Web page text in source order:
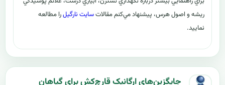
ريشه و اصول هرس، پيشنهاد مي‌کنم مقالاتسايت نارگيلرا مطالعه
نماييد.
جایگزین‌های ارگانیک قارچ‌کش برای گیاهان